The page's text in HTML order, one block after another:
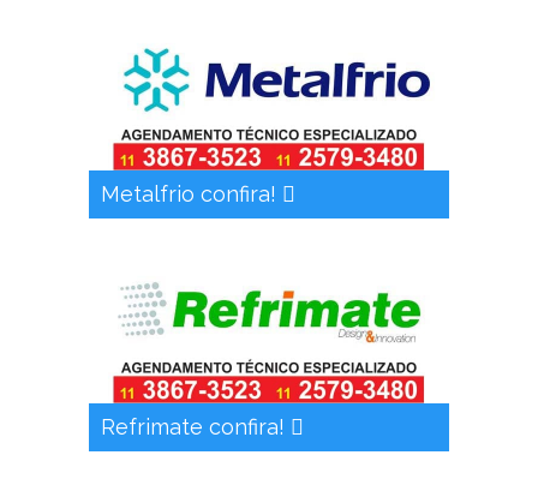
Metalfrio confira!
Refrimate confira!